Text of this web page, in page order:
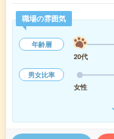
職場の雰囲気
年齢層
20代
男女比率
女性